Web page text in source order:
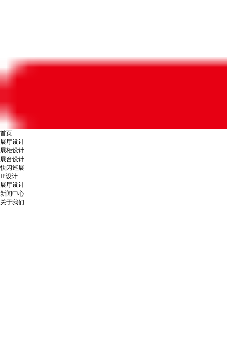
首页
展厅设计
展柜设计
展台设计
快闪巡展
IP设计
展厅设计
新闻中心
关于我们